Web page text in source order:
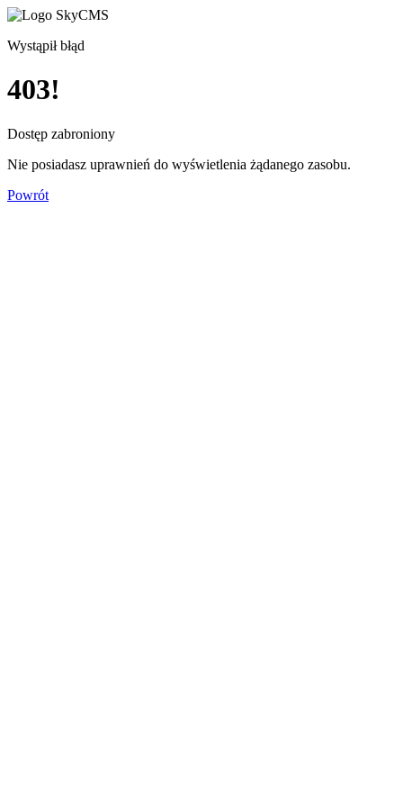
Wystąpił błąd
403!
Dostęp zabroniony
Nie posiadasz uprawnień do wyświetlenia żądanego zasobu.
Powrót